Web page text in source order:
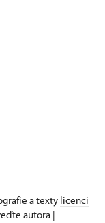
a texty licenci
autora |